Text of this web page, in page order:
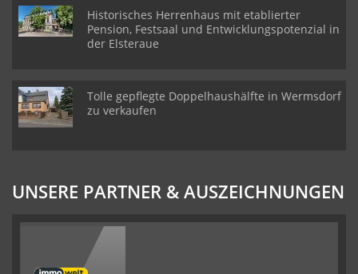
Historisches Herrenhaus mit etablierter
Pension, Festsaal und Entwicklungspotenzial in
der Elsteraue
Tolle gepflegte Doppelhaushälfte in Wermsdorf
zu verkaufen
UNSERE PARTNER & AUSZEICHNUNGEN